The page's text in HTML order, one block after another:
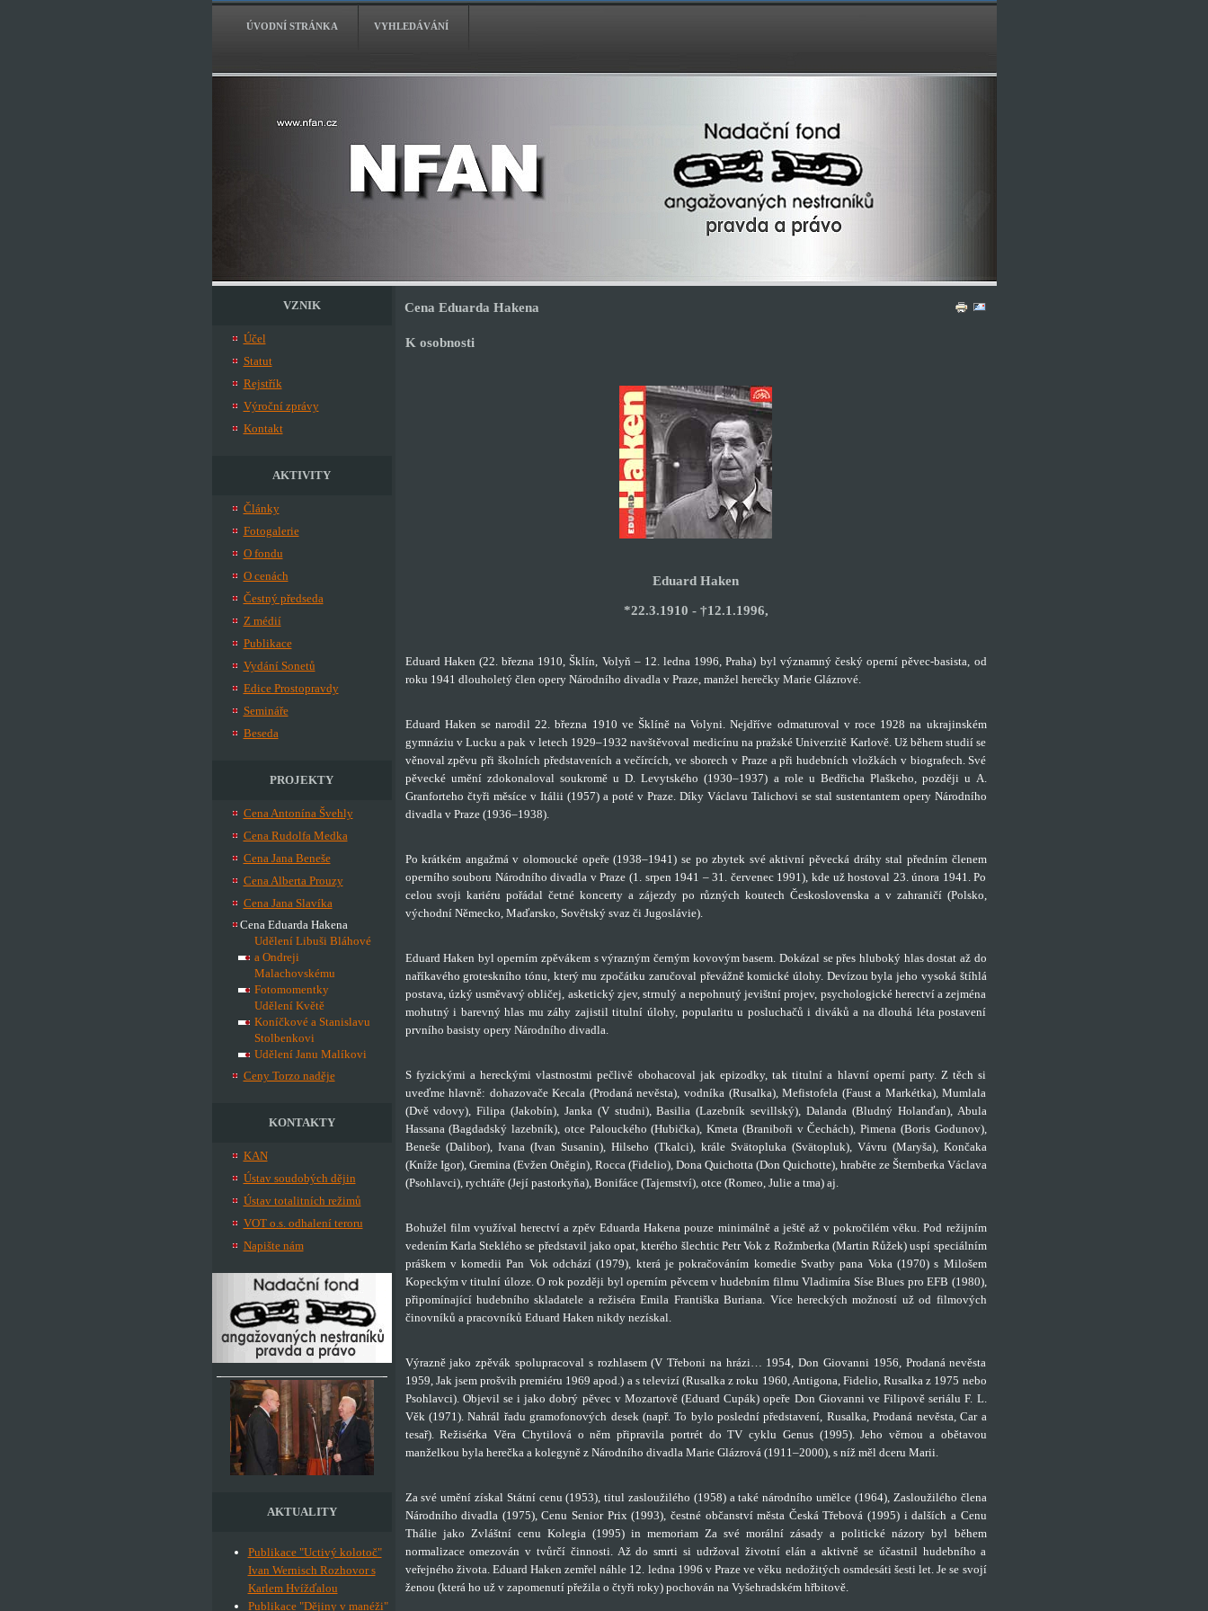
ÚVODNÍ STRÁNKA VYHLEDÁVÁNÍ
VZNIK
Účel
Statut
Rejstřík
Výroční zprávy
Kontakt
AKTIVITY
Články
Fotogalerie
O fondu
O cenách
Čestný předseda
Z médií
Publikace
Vydání Sonetů
Edice Prostopravdy
Semináře
Beseda
PROJEKTY
Cena Antonína Švehly
Cena Rudolfa Medka
Cena Jana Beneše
Cena Alberta Prouzy
Cena Jana Slavíka
Cena Eduarda Hakena
Udělení Libuši Bláhové
a Ondreji
Malachovskému
Fotomomentky
Udělení Květě
Koníčkové a Stanislavu
Stolbenkovi
Udělení Janu Malíkovi
Ceny Torzo naděje
KONTAKTY
KAN
Ústav soudobých dějin
Ústav totalitních režimů
VOT o.s. odhalení teroru
Napište nám
AKTUALITY
Publikace "Uctivý kolotoč"
Ivan Wernisch Rozhovor s
Karlem Hvížďalou
Publikace "Dějiny v manéži"
Cena Eduarda Hakena
K osobnosti
Eduard Haken
*22.3.1910 - †12.1.1996,
Eduard Haken (22. března 1910, Šklín, Volyň – 12. ledna 1996, Praha) byl významný český operní pěvec-basista, od
roku 1941 dlouholetý člen opery Národního divadla v Praze, manžel herečky Marie Glázrové.
Eduard Haken se narodil 22. března 1910 ve Šklíně na Volyni. Nejdříve odmaturoval v roce 1928 na ukrajinském
gymnáziu v Lucku a pak v letech 1929–1932 navštěvoval medicínu na pražské Univerzitě Karlově. Už během studií se
věnoval zpěvu při školních představeních a večírcích, ve sborech v Praze a při hudebních vložkách v biografech. Své
pěvecké umění zdokonaloval soukromě u D. Levytského (1930–1937) a role u Bedřicha Plaškeho, později u A.
Granforteho čtyři měsíce v Itálii (1957) a poté v Praze. Díky Václavu Talichovi se stal sustentantem opery Národního
divadla v Praze (1936–1938).
Po krátkém angažmá v olomoucké opeře (1938–1941) se po zbytek své aktivní pěvecká dráhy stal předním členem
operního souboru Národního divadla v Praze (1. srpen 1941 – 31. červenec 1991), kde už hostoval 23. února 1941. Po
celou svoji kariéru pořádal četné koncerty a zájezdy po různých koutech Československa a v zahraničí (Polsko,
východní Německo, Maďarsko, Sovětský svaz či Jugoslávie).
Eduard Haken byl operním zpěvákem s výrazným černým kovovým basem. Dokázal se přes hluboký hlas dostat až do
naříkavého groteskního tónu, který mu zpočátku zaručoval převážně komické úlohy. Devízou byla jeho vysoká štíhlá
postava, úzký usměvavý obličej, asketický zjev, strnulý a nepohnutý jevištní projev, psychologické herectví a zejména
mohutný i barevný hlas mu záhy zajistil titulní úlohy, popularitu u posluchačů i diváků a na dlouhá léta postavení
prvního basisty opery Národního divadla.
S fyzickými a hereckými vlastnostmi pečlivě obohacoval jak epizodky, tak titulní a hlavní operní party. Z těch si
uveďme hlavně: dohazovače Kecala (Prodaná nevěsta), vodníka (Rusalka), Mefistofela (Faust a Markétka), Mumlala
(Dvě vdovy), Filipa (Jakobín), Janka (V studni), Basilia (Lazebník sevillský), Dalanda (Bludný Holanďan), Abula
Hassana (Bagdadský lazebník), otce Palouckého (Hubička), Kmeta (Braniboři v Čechách), Pimena (Boris Godunov),
Beneše (Dalibor), Ivana (Ivan Susanin), Hilseho (Tkalci), krále Svätopluka (Svätopluk), Vávru (Maryša), Končaka
(Kníže Igor), Gremina (Evžen Oněgin), Rocca (Fidelio), Dona Quichotta (Don Quichotte), hraběte ze Šternberka Václava
(Psohlavci), rychtáře (Její pastorkyňa), Bonifáce (Tajemství), otce (Romeo, Julie a tma) aj.
Bohužel film využíval herectví a zpěv Eduarda Hakena pouze minimálně a ještě až v pokročilém věku. Pod režijním
vedením Karla Steklého se představil jako opat, kterého šlechtic Petr Vok z Rožmberka (Martin Růžek) uspí speciálním
práškem v komedii Pan Vok odchází (1979), která je pokračováním komedie Svatby pana Voka (1970) s Milošem
Kopeckým v titulní úloze. O rok později byl operním pěvcem v hudebním filmu Vladimíra Síse Blues pro EFB (1980),
připomínající hudebního skladatele a režiséra Emila Františka Buriana. Více hereckých možností už od filmových
činovníků a pracovníků Eduard Haken nikdy nezískal.
Výrazně jako zpěvák spolupracoval s rozhlasem (V Třeboni na hrázi… 1954, Don Giovanni 1956, Prodaná nevěsta
1959, Jak jsem prošvih premiéru 1969 apod.) a s televizí (Rusalka z roku 1960, Antigona, Fidelio, Rusalka z 1975 nebo
Psohlavci). Objevil se i jako dobrý pěvec v Mozartově (Eduard Cupák) opeře Don Giovanni ve Filipově seriálu F. L.
Věk (1971). Nahrál řadu gramofonových desek (např. To bylo poslední představení, Rusalka, Prodaná nevěsta, Car a
tesař). Režisérka Věra Chytilová o něm připravila portrét do TV cyklu Genus (1995). Jeho věrnou a obětavou
manželkou byla herečka a kolegyně z Národního divadla Marie Glázrová (1911–2000), s níž měl dceru Marii.
Za své umění získal Státní cenu (1953), titul zasloužilého (1958) a také národního umělce (1964), Zasloužilého člena
Národního divadla (1975), Cenu Senior Prix (1993), čestné občanství města Česká Třebová (1995) i dalších a Cenu
Thálie jako Zvláštní cenu Kolegia (1995) in memoriam Za své morální zásady a politické názory byl během
normalizace omezován v tvůrčí činnosti. Až do smrti si udržoval životní elán a aktivně se účastnil hudebního a
veřejného života. Eduard Haken zemřel náhle 12. ledna 1996 v Praze ve věku nedožitých osmdesáti šesti let. Je se svojí
ženou (která ho už v zapomenutí přežila o čtyři roky) pochován na Vyšehradském hřbitově.